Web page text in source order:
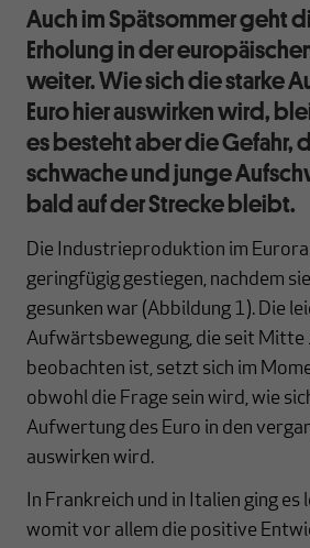
Auch im Spätsommer geht
Erholung in der
weiter. Wie sich die starke
Euro hier auswirken wird,
es besteht aber die Gefahr,
schwache und junge
bald auf der Strecke bleibt.
Die Industrieproduktion im
geringfügig gestiegen, nachdem
gesunken war (Abbildung 1). Die
Aufwärtsbewegung, die seit Mitte
beobachten ist, setzt sich im
obwohl die Frage sein wird, wie
Aufwertung des Euro in den
auswirken wird.
In Frankreich und in Italien ging
womit vor allem die positive